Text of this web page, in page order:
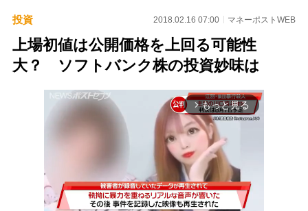
投資 2018.02.16 07:00 マネーポストWEB
上場初値は公開価格を上回る可能性
大？ ソフトバンク株の投資妙味は
arrow_forward_ios もっと見る